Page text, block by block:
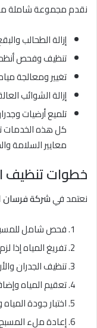
نقدم مجموعة شاملة
إزالة الطحالب
تنظيف وفحص
تغيير ومعالجة
إزالة الشوائب
تلميع أرضيات
كل هذه الخدمات
معايير السلامة
خطوات تنظيف
نعتمد فيشركة فرسان
فحص شامل
تفريغ المياه إذا
تنظيف الجدران
تعقيم المياه
اختبار جودة
إعادة ملء